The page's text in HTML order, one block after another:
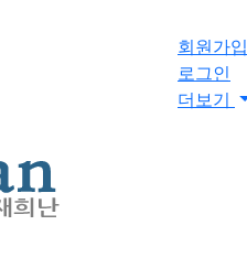
회원가입
로그인
더보기